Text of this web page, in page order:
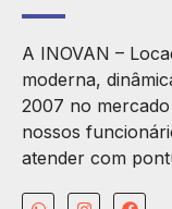
A INOVAN –
moderna,
2007 no
nossos
atender com